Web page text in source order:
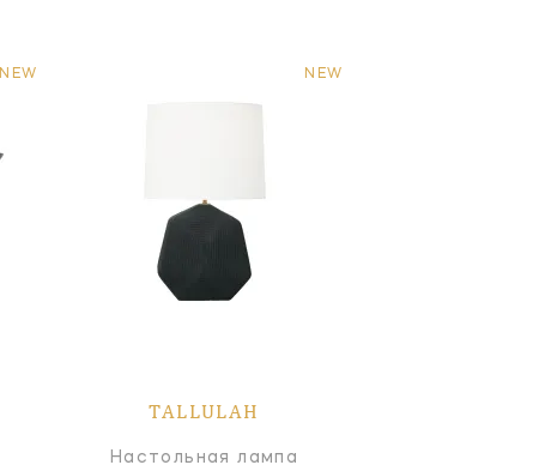
NEW NEW
TALLULAH
Настольная лампа